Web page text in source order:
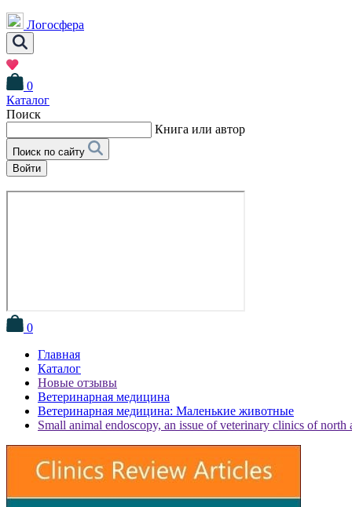
Логосфера
0
Каталог
Поиск
Книга или автор
Поиск по сайту
Войти
0
Главная
Каталог
Новые отзывы
Ветеринарная медицина
Ветеринарная медицина: Маленькие животные
Small animal endoscopy, an issue of veterinary clinics of north